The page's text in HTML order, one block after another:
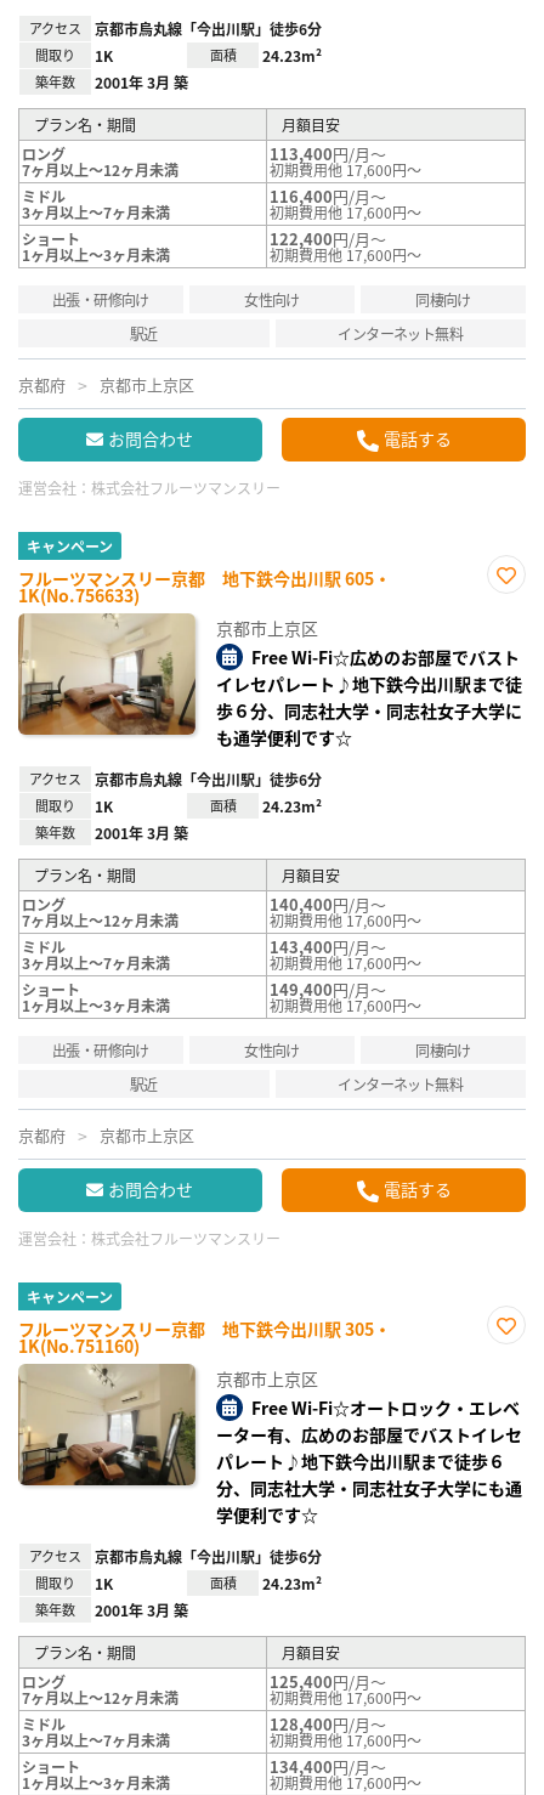
アクセス 京都市烏丸線「今出川駅」徒歩6分
間取り 1K 面積 24.23m²
築年数 2001年 3月 築
プラン名・期間
月額目安
ロング
7ヶ月以上～12ヶ月未満
113,400円/月～
初期費用他 17,600円～
ミドル
3ヶ月以上～7ヶ月未満
116,400円/月～
初期費用他 17,600円～
ショート
1ヶ月以上～3ヶ月未満
122,400円/月～
初期費用他 17,600円～
出張・研修向け 女性向け
同棲向け
駅近
インターネット無料
京都府 京都市上京区
お問合わせ 電話する
運営会社： 株式会社フルーツマンスリー
キャンペーン
フルーツマンスリー京都 地下鉄今出川駅 605・
1K(No.756633)
録
京都市上京区
Free Wi-Fi☆広めのお部屋でバスト
イレセパレート♪地下鉄今出川駅まで徒
歩６分、同志社大学・同志社女子大学に
も通学便利です☆
アクセス 京都市烏丸線「今出川駅」徒歩6分
間取り 1K 面積 24.23m²
築年数 2001年 3月 築
プラン名・期間
月額目安
ロング
7ヶ月以上～12ヶ月未満
140,400円/月～
初期費用他 17,600円～
ミドル
3ヶ月以上～7ヶ月未満
143,400円/月～
初期費用他 17,600円～
ショート
1ヶ月以上～3ヶ月未満
149,400円/月～
初期費用他 17,600円～
出張・研修向け 女性向け
同棲向け
駅近
インターネット無料
京都府 京都市上京区
お問合わせ 電話する
運営会社： 株式会社フルーツマンスリー
キャンペーン
フルーツマンスリー京都 地下鉄今出川駅 305・
1K(No.751160)
録
京都市上京区
Free Wi-Fi☆オートロック・エレベ
ーター有、広めのお部屋でバストイレセ
パレート♪地下鉄今出川駅まで徒歩６
分、同志社大学・同志社女子大学にも通
学便利です☆
アクセス 京都市烏丸線「今出川駅」徒歩6分
間取り 1K 面積 24.23m²
築年数 2001年 3月 築
プラン名・期間
月額目安
ロング
7ヶ月以上～12ヶ月未満
125,400円/月～
初期費用他 17,600円～
ミドル
3ヶ月以上～7ヶ月未満
128,400円/月～
初期費用他 17,600円～
ショート
1ヶ月以上～3ヶ月未満
134,400円/月～
初期費用他 17,600円～